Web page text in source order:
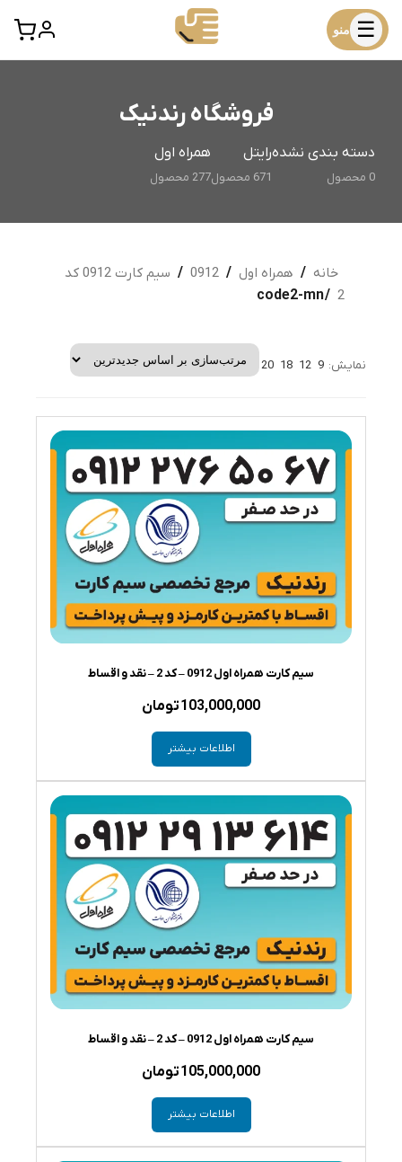
☰ منو
فروشگاه رندنیک
دسته بندی نشده
0 محصول
رایتل
671 محصول
همراه اول
277 محصول
خانه / همراه اول /
0912
/
سیم کارت 0912 کد
2
/ code2-mn
نمایش: 9
12
18
20
سیم کارت همراه اول 0912 – کد 2 – نقد و اقساط
103,000,000تومان
اطلاعات بیشتر
سیم کارت همراه اول 0912 – کد 2 – نقد و اقساط
105,000,000تومان
اطلاعات بیشتر